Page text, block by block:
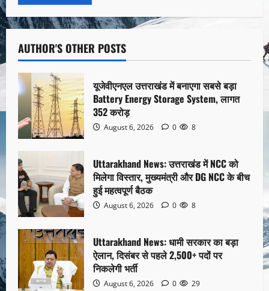
AUTHOR'S OTHER POSTS
यूजेवीएनएल उत्तराखंड में बनाएगा सबसे बड़ा
Battery Energy Storage System, लागत
352 करोड़
August 6, 2026 0 8
Uttarakhand News: उत्तराखंड में NCC को
मिलेगा विस्तार, मुख्यमंत्री और DG NCC के बीच
हुई महत्वपूर्ण बैठक
August 6, 2026 0 8
Uttarakhand News: धामी सरकार का बड़ा
ऐलान, दिसंबर से पहले 2,500+ पदों पर
निकलेगी भर्ती
August 6, 2026 0 29